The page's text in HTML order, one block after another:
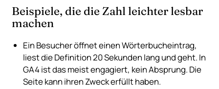
Beispiele, die die Zahl leichter lesbar
machen
Ein Besucher öffnet einen Wörterbucheintrag,
liest die Definition 20 Sekunden lang und geht. In
GA4 ist das meist engagiert, kein Absprung. Die
Seite kann ihren Zweck erfüllt haben.